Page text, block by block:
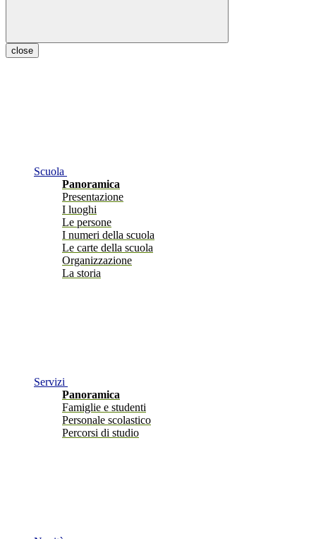
close
Scuola
Panoramica
Presentazione
I luoghi
Le persone
I numeri della scuola
Le carte della scuola
Organizzazione
La storia
Servizi
Panoramica
Famiglie e studenti
Personale scolastico
Percorsi di studio